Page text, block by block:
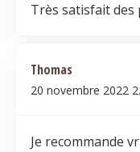
Très satisfait des
Thomas
20 novembre 2022
Je recommande